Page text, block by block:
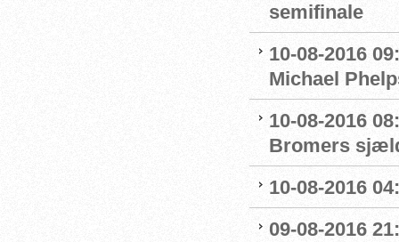
semifinale
10-08-2016
Michael
10-08-2016
Bromers
10-08-2016
09-08-2016